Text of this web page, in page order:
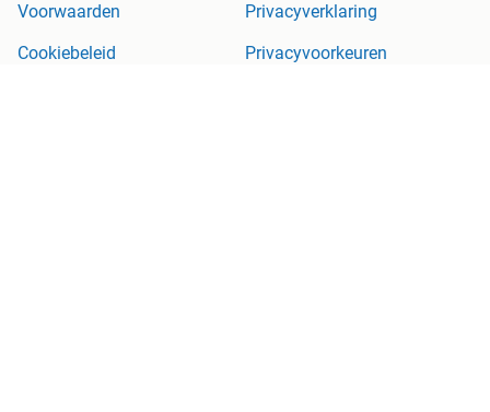
Voorwaarden
Privacyverklaring
Cookiebeleid
Privacyvoorkeuren